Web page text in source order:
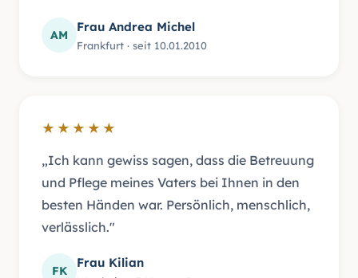
AM
Frau Andrea Michel
Frankfurt · seit 10.01.2010
★★★★★
„Ich kann gewiss sagen, dass die Betreuung
und Pflege meines Vaters bei Ihnen in den
besten Händen war. Persönlich, menschlich,
verlässlich."
FK
Frau Kilian